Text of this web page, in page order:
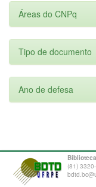
Áreas do CNPq
Tipo de documento
Ano de defesa
(81)